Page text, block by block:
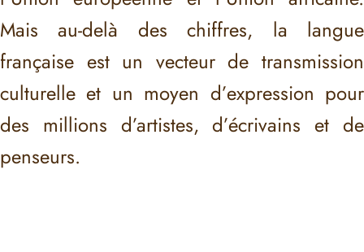
Mais au-delà des chiffres, la langue
française est un vecteur de transmission
culturelle et un moyen d’expression pour
des millions d’artistes, d’écrivains et de
penseurs.